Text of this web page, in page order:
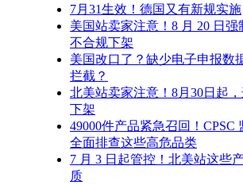
7月31生效！德国又有新规实施
美国站卖家注意！8 月 20 日
不合规下架
美国改口了？缺少电子申报数
拦截？
北美站卖家注意！8月30日起
下架
49000件产品紧急召回！CPSC
全面排查这些高危品类
7 月 3 日起管控！北美站这些
质